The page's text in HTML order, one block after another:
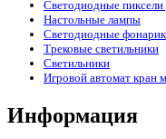
Светодиодные пиксели
Настольные лампы
Светодиодные
Трековые светильники
Светильники
Игровой автомат кран
Информация